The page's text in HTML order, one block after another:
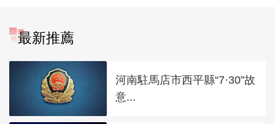
最新推薦
河南駐馬店市西平縣“7·30”故
意...